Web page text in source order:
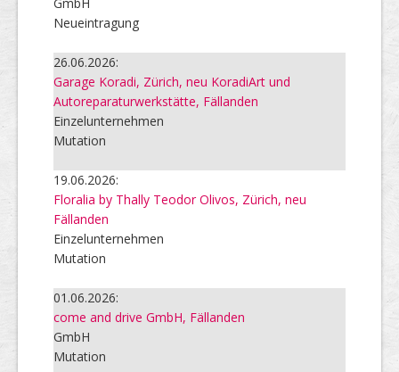
Neueintragung
26.06.2026:
Garage Koradi, Zürich, neu KoradiArt und
Autoreparaturwerkstätte, Fällanden
Einzelunternehmen
Mutation
19.06.2026:
Floralia by Thally Teodor Olivos, Zürich, neu
Fällanden
Einzelunternehmen
Mutation
01.06.2026:
come and drive GmbH, Fällanden
GmbH
Mutation